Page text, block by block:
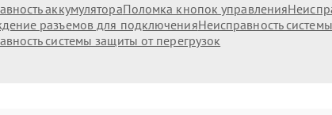
аккумулятораПоломка кнопок управления
разъемов для подключенияНеисправность
системы защиты от перегрузок